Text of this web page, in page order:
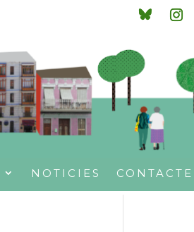
NOTICIES CONTACTE